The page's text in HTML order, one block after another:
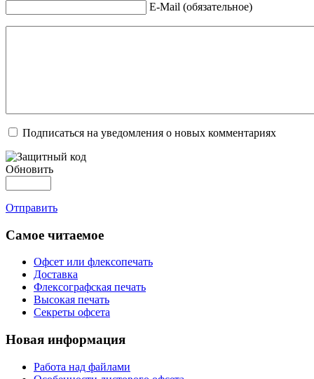
E-Mail (обязательное)
Подписаться на уведомления о новых комментариях
Обновить
Отправить
Самое читаемое
Офсет или флексопечать
Доставка
Флексографская печать
Высокая печать
Секреты офсета
Новая информация
Работа над файлами